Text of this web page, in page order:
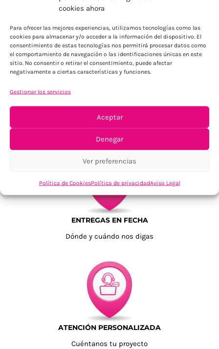
cookies ahora
Para ofrecer las mejores experiencias, utilizamos tecnologías como las
cookies para almacenar y/o acceder a la información del dispositivo. El
consentimiento de estas tecnologías nos permitirá procesar datos como
el comportamiento de navegación o las identificaciones únicas en este
sitio. No consentir o retirar el consentimiento, puede afectar
negativamente a ciertas características y funciones.
Gestionar los servicios
Aceptar
Denegar
Ver preferencias
Política de CookiesPolítica de privacidadAviso Legal
ENVÍOS ECONÓMICOS
TU SATISFACCIÓN = LA NUESTRA
Tu confianza, nuestro objetivo
ENTREGAS EN FECHA
Dónde y cuándo nos digas
ATENCIÓN PERSONALIZADA
Cuéntanos tu proyecto